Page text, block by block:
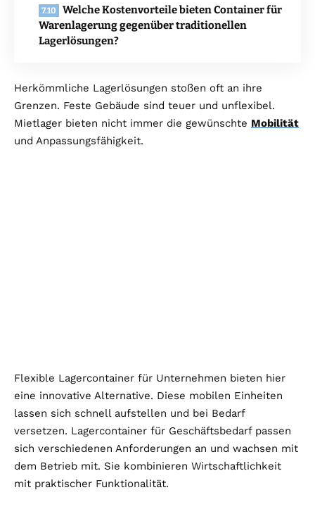
Welche Kostenvorteile bieten Container für
Warenlagerung gegenüber traditionellen
Lagerlösungen?
Herkömmliche Lagerlösungen stoßen oft an ihre
Grenzen. Feste Gebäude sind teuer und unflexibel.
Mietlager bieten nicht immer die gewünschte Mobilität
und Anpassungsfähigkeit.
Flexible Lagercontainer für Unternehmen bieten hier
eine innovative Alternative. Diese mobilen Einheiten
lassen sich schnell aufstellen und bei Bedarf
versetzen. Lagercontainer für Geschäftsbedarf passen
sich verschiedenen Anforderungen an und wachsen mit
dem Betrieb mit. Sie kombinieren Wirtschaftlichkeit
mit praktischer Funktionalität.